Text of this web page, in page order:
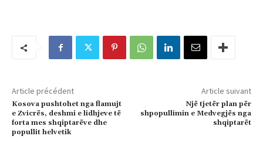
Article précédent
Kosova pushtohet nga flamujt
e Zvicrës, deshmi e lidhjeve të
forta mes shqiptarëve dhe
popullit helvetik
Article suivant
Një tjetër plan për
shpopullimin e Medvegjës nga
shqiptarët